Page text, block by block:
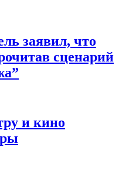
заявил, что
сценарий
и кино